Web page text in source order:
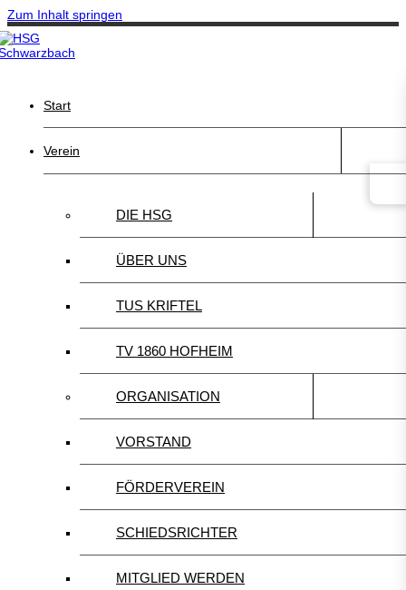
Zum Inhalt springen
Start
Verein
DIE HSG
ÜBER UNS
TUS KRIFTEL
TV 1860 HOFHEIM
ORGANISATION
VORSTAND
FÖRDERVEREIN
SCHIEDSRICHTER
MITGLIED WERDEN